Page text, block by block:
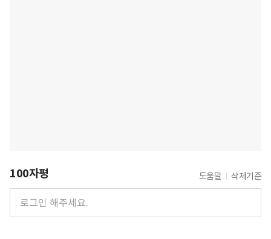
100자평 도움말 삭제기준